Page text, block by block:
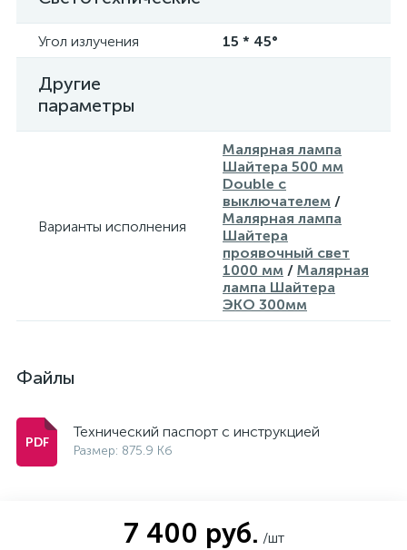
Угол излучения 15 * 45°
Другие
параметры
Варианты исполнения
Малярная лампа
Шайтера 500 мм
Double с
выключателем /
Малярная лампа
Шайтера
проявочный свет
1000 мм / Малярная
лампа Шайтера
ЭКО 300мм
Файлы
Технический паспорт с инструкцией
Размер: 875.9 Кб
7 400 руб. /шт